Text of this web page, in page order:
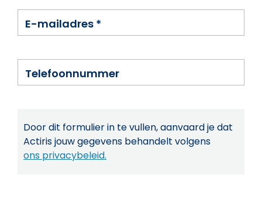
E-mailadres *
Telefoonnummer
Door dit formulier in te vullen, aanvaard je dat
Actiris jouw gegevens behandelt volgens
ons privacybeleid.